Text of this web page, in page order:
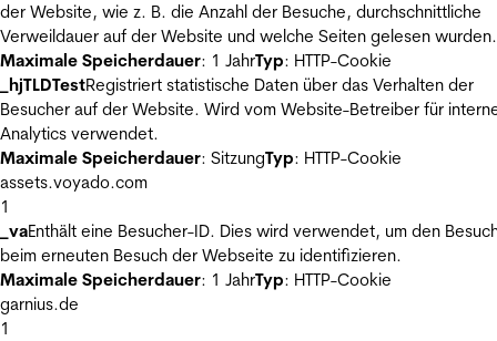
der Website, wie z. B. die Anzahl der Besuche, durchschnittliche
Verweildauer auf der Website und welche Seiten gelesen wurden.
Maximale Speicherdauer: 1 JahrTyp: HTTP-Cookie
_hjTLDTestRegistriert statistische Daten über das Verhalten der
Besucher auf der Website. Wird vom Website-Betreiber für
Analytics verwendet.
Maximale Speicherdauer: SitzungTyp: HTTP-Cookie
assets.voyado.com
1
_vaEnthält eine Besucher-ID. Dies wird verwendet, um den
beim erneuten Besuch der Webseite zu identifizieren.
Maximale Speicherdauer: 1 JahrTyp: HTTP-Cookie
garnius.de
1